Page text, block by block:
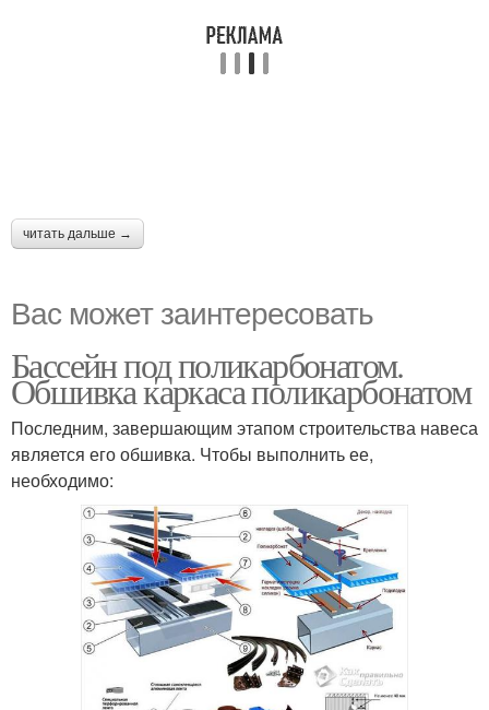
читать дальше →
Вас может заинтересовать
Бассейн под поликарбонатом.
Обшивка каркаса поликарбонатом
Последним, завершающим этапом строительства навеса
является его обшивка. Чтобы выполнить ее,
необходимо: